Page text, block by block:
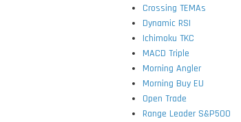
Crossing TEMAs
Dynamic RSI
Ichimoku TKC
MACD Triple
Morning Angler
Morning Buy EU
Open Trade
Range Leader S&P500